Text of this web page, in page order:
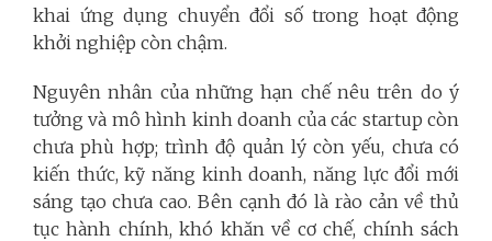
khai ứng dụng chuyển đổi số trong hoạt động
khởi nghiệp còn chậm.
Nguyên nhân của những hạn chế nêu trên do ý
tưởng và mô hình kinh doanh của các startup còn
chưa phù hợp; trình độ quản lý còn yếu, chưa có
kiến thức, kỹ năng kinh doanh, năng lực đổi mới
sáng tạo chưa cao. Bên cạnh đó là rào cản về thủ
tục hành chính, khó khăn về cơ chế, chính sách